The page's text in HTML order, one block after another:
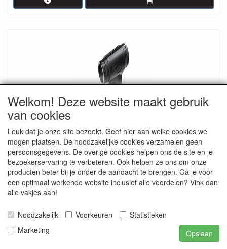
GRAVITY MS CLMP 25: microfoonklem 25mm
€ 3.60
Welkom! Deze website maakt gebruik
van cookies
Leuk dat je onze site bezoekt. Geef hier aan welke cookies we
mogen plaatsen. De noodzakelijke cookies verzamelen geen
persoonsgegevens. De overige cookies helpen ons de site en je
bezoekerservaring te verbeteren. Ook helpen ze ons om onze
producten beter bij je onder de aandacht te brengen. Ga je voor
een optimaal werkende website inclusief alle voordelen? Vink dan
alle vakjes aan!
Noodzakelijk Voorkeuren
Statistieken
Marketing
Opslaan